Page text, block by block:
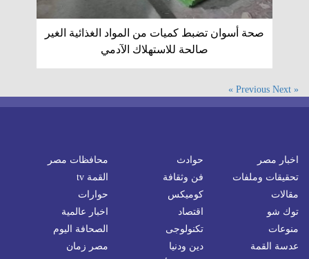
صحة أسوان تضبط كميات من المواد الغذائية الغير
صالحة للاستهلاك الآدمي
« Previous
Next »
اخبار مصر حوادث
محافظات مصر
تحقيقات وملفات
فن وثقافة
القمة tv
مقالات
كوميكس
حوارات
توك شو
اقتصاد
اخبار عالمية
منوعات
تكنولوجى
الصحافة اليوم
عدسة القمة
دين ودنيا
مصر زمان